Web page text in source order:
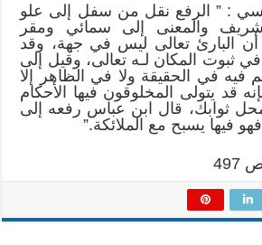
: ” الرفع نقل من سفل إلى علو
والمعنى إلى سمائي ومقر
أن البارئ تعالى ليس في جهة، وقد
ثبوت المكان لـه تعالى، وقيل إلى
فيه في الحقيقة ولا في الظاهر إلا
قد يتولى المخلوقون فيها الأحكام
ثوابك، قال ابن عباس رفعه إلى
فهو فيها يسبح مع الملائكة.”